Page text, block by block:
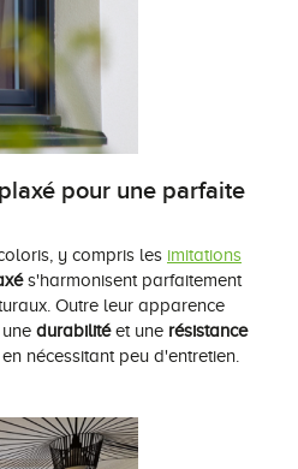
pour une parfaite
y compris les imitations
s'harmonisent parfaitement
Outre leur apparence
durabilitéet une résistance
en nécessitant peu d'entretien.